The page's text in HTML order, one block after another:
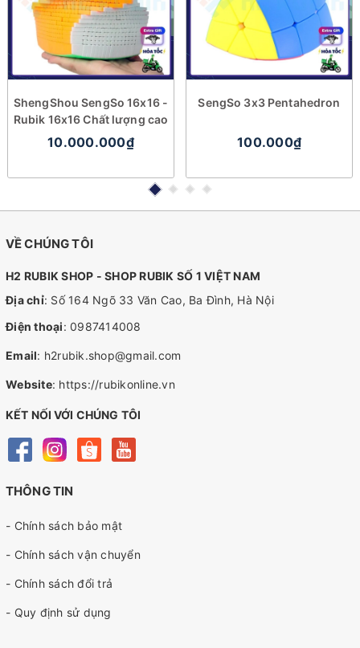
ShengShou SengSo 16x16 -
Rubik 16x16 Chất lượng cao
10.000.000₫
SengSo 3x3 Pentahedron
100.000₫
VỀ CHÚNG TÔI
H2 RUBIK SHOP - SHOP RUBIK SỐ 1 VIỆT NAM
Địa chỉ: Số 164 Ngõ 33 Văn Cao, Ba Đình, Hà Nội
Điện thoại: 0987414008
Email: h2rubik.shop@gmail.com
Website: https://rubikonline.vn
KẾT NỐI VỚI CHÚNG TÔI
THÔNG TIN
- Chính sách bảo mật
- Chính sách vận chuyển
- Chính sách đổi trả
- Quy định sử dụng